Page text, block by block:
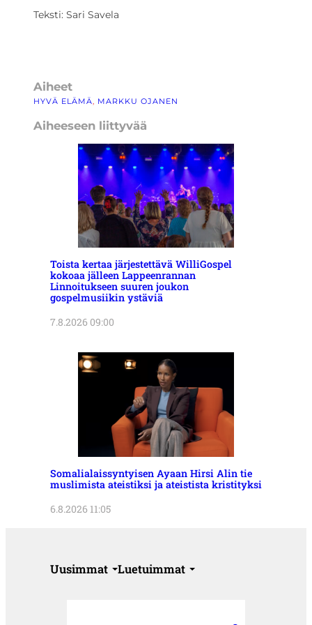
Teksti: Sari Savela
Aiheet
HYVÄ ELÄMÄ, MARKKU OJANEN
Aiheeseen liittyvää
Toista kertaa järjestettävä WilliGospel
kokoaa jälleen Lappeenrannan
Linnoitukseen suuren joukon
gospelmusiikin ystäviä
7.8.2026 09:00
Somalialaissyntyisen Ayaan Hirsi Alin tie
muslimista ateistiksi ja ateistista kristityksi
6.8.2026 11:05
Uusimmat Luetuimmat